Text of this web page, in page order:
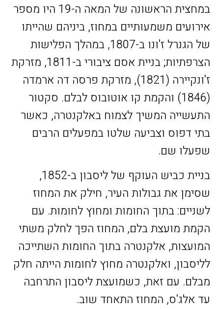
במחצית הראשונה של המאה ה-19 היו מספר
אירועים משמעותיים במחוז, ביניהם שהייתו
של הגנרל ז'ונו ב-1807, במהלך הפלישות
הצרפתיות; בניית אסם ציבורי ב-1811, מזרקת
ז'ונקיירה (1821), מזרקת פרסה דה ארמדה
(1846) והקמת קו אוטובוס לבלם. סקטור
התעשייה המשיך לצמוח באלקנטרה, כאשר
בתי דפוס וצביעה שלטו במפעלים הרבים
שפעלו שם.
בניית כביש העוקף של ליסבון ב-1852,
שסימן את גבולות העיר, חילק את המחוז
לשניים: בתוך החומות ומחוץ לחומות. עם
הקמת מועצת בלם, המחוז הפך לחלק משתי
המועצות, אלקנטרה בתוך החומות השתייכה
לליסבון, ואלקנטרה מחוץ לחומות הייתה חלק
מבלם. עם זאת, כשמועצת ליסבון התרחבה
עד אלג'ס, המחוז התאחד שוב.